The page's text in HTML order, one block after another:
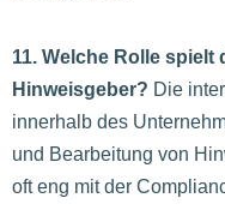
11. Welche Rolle spielt
Hinweisgeber? Die
innerhalb des
und Bearbeitung von
oft eng mit der